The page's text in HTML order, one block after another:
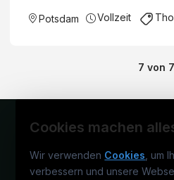
Potsdam Vollzeit
7 von 7
Cookies machen
Wir verwenden Cookies , um
verbessern und unsere